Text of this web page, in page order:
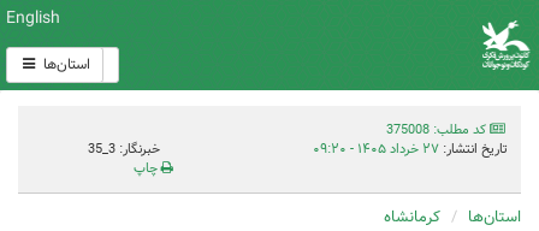
English
استان‌ها
کد مطلب: 375008
تاریخ انتشار: ۲۷ خرداد ۱۴۰۵ - ۰۹:۲۰
خبرنگار: 3_35
چاپ
استان‌ها کرمانشاه